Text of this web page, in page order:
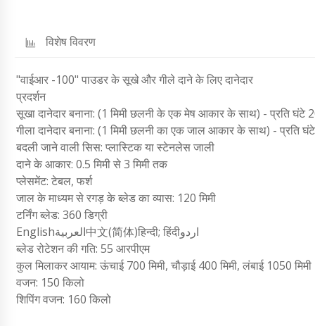
विशेष विवरण
"वाईआर -100" पाउडर के सूखे और गीले दाने के लिए दानेदार
प्रदर्शन
सूखा दानेदार बनाना: (1 मिमी छलनी के एक मेष आकार के साथ) - प्रति घंटे
गीला दानेदार बनाना: (1 मिमी छलनी का एक जाल आकार के साथ) - प्रति
बदली जाने वाली सिस: प्लास्टिक या स्टेनलेस जाली
दाने के आकार: 0.5 मिमी से 3 मिमी तक
प्लेसमेंट: टेबल, फर्श
जाल के माध्यम से रगड़ के ब्लेड का व्यास: 120 मिमी
टर्निंग ब्लेड: 360 डिग्री
Englishالعربية中文(简体)हिन्दी; हिंदीاردو
ब्लेड रोटेशन की गति: 55 आरपीएम
कुल मिलाकर आयाम: ऊंचाई 700 मिमी, चौड़ाई 400 मिमी, लंबाई 1050 मिमी
वजन: 150 किलो
शिपिंग वजन: 160 किलो